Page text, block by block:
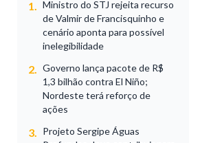
1.
Ministro do STJ rejeita recurso
de Valmir de Francisquinho e
cenário aponta para possível
inelegibilidade
2.
Governo lança pacote de R$
1,3 bilhão contra El Niño;
Nordeste terá reforço de
ações
3.
Projeto Sergipe Águas